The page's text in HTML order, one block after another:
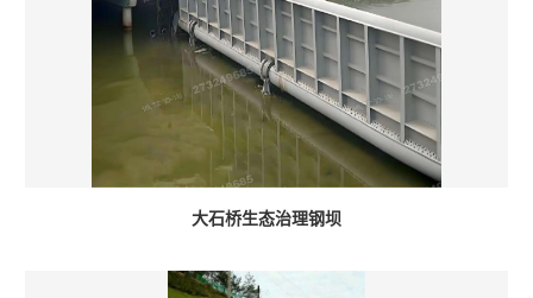
大石桥生态治理钢坝